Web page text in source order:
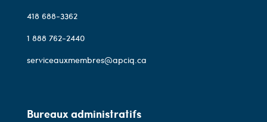
418 688-3362
1 888 762-2440
serviceauxmembres@apciq.ca
Bureaux administratifs